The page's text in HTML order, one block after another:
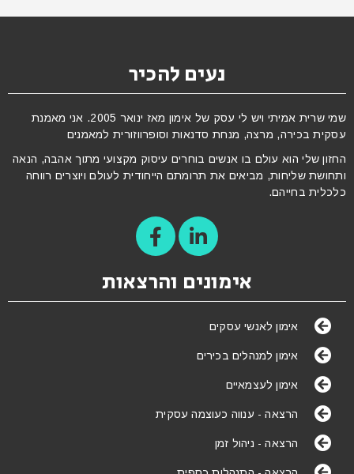
נעים להכיר
שמי שרית אמיתי ויש לי עסק של אימון מאז ינואר 2005. אני מאמנת
עסקית בכירה, מרצה, מנחת סדנאות וסופרווזורית למאמנים
החזון שלי הוא עולם בו אנשים בוחרים עיסוק מקצועי מתוך אהבה, הנאה
ותחושת שליחות, מביאים את תרומתם הייחודית לעולם ויוצרים רווחה
כלכלית בחייהם.
אימונים והרצאות
אימון לאנשי עסקים
אימון למנהלים בכירים
אימון לעצמאיים
הרצאה - ענווה כעוצמה עסקית
הרצאה - ניהול זמן